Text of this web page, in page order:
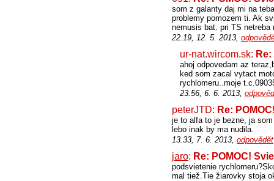
som z galanty daj mi na
problemy pomozem ti. Ak
nemusis bat. pri TS netreba
22.19, 12. 5. 2013,
ur-nat.wircom.sk:
ahoj odpovedam az
ked som zacal vytact
rychlomeru..moje
23.56, 6. 6. 2013,
peterJTD: Re:
je to alfa to je bezne, ja
lebo inak by ma nudila.
13.33, 7. 6. 2013, odpovědět
jaro: Re: POMOC!
podsvietenie
mal tiež.Tie žiarovky stoja